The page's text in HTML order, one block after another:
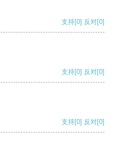
支持[0] 反对[0]
支持[0] 反对[0]
支持[0] 反对[0]